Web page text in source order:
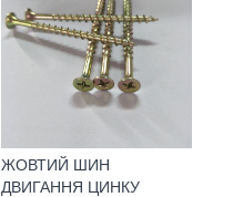
ЖОВТИЙ ШИН
ДВИГАННЯ ЦИНКУ